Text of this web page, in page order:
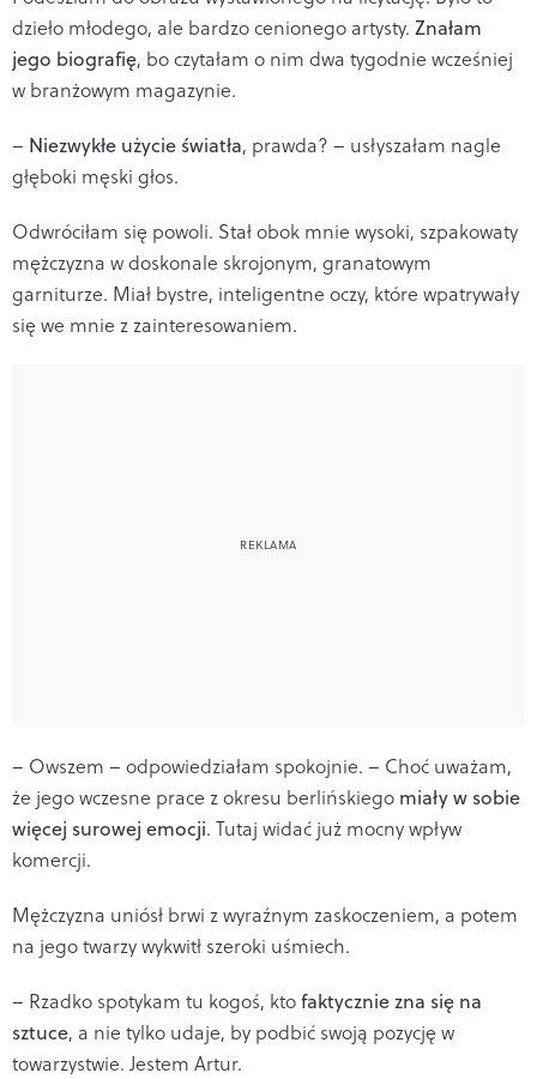
dzieło młodego, ale bardzo cenionego artysty. Znałam
jego biografię, bo czytałam o nim dwa tygodnie wcześniej
w branżowym magazynie.
– Niezwykłe użycie światła, prawda? – usłyszałam nagle
głęboki męski głos.
Odwróciłam się powoli. Stał obok mnie wysoki, szpakowaty
mężczyzna w doskonale skrojonym, granatowym
garniturze. Miał bystre, inteligentne oczy, które wpatrywały
się we mnie z zainteresowaniem.
– Owszem – odpowiedziałam spokojnie. – Choć uważam,
że jego wczesne prace z okresu berlińskiego miały w sobie
więcej surowej emocji. Tutaj widać już mocny wpływ
komercji.
Mężczyzna uniósł brwi z wyraźnym zaskoczeniem, a potem
na jego twarzy wykwitł szeroki uśmiech.
– Rzadko spotykam tu kogoś, ktofaktycznie zna się na
sztuce, a nie tylko udaje, by podbić swoją pozycję w
towarzystwie. Jestem Artur.